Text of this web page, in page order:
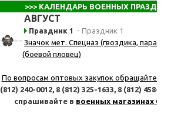
>>> КАЛЕНДАРЬ ВОЕННЫХ
АВГУСТ
Праздник 1 - Праздник 1
Значок мет. Спецназ (гвоздика, парашют,
(боевой пловец)
По вопросам оптовых закупок обращайтесь
(812) 240-0012, 8 (812) 325-1633, 8 (812) 458-8347
спрашивайте в военных магазинах СПб